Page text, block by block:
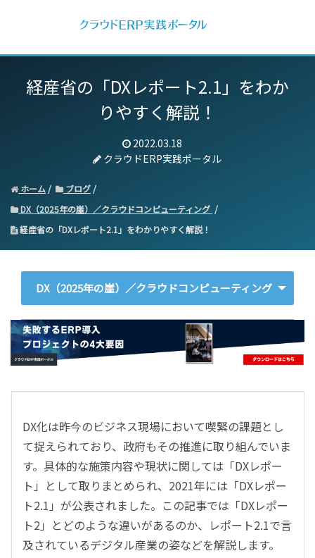
経産省の「DXレポート2.1」をわか
りやすく解説！
2022.03.18
クラウドERP実践ポータル
ホーム
ブログ
DX（2025年の崖）／クラウドコンピューティング
経産省の「DXレポート2.1」をわかりやすく解説！
DX（2025年の崖）／クラウドコンピューティング
ERP
会計
CRM／営業支援／Eコマース
DX（2025年の崖）／クラウドコンピューティング
データ分析／BI
ガバナンス／リスク管理
BPR／業務改善
DX化は昨今のビジネス現場において喫緊の課題とし
て捉えられており、政府もその推進に取り組んでいま
す。具体的な施策内容や現状に関しては「DXレポー
ト」として取りまとめられ、2021年には「DXレポー
ト2.1」が公表されました。この記事では「DXレポー
ト2」とどのような違いがあるのか、レポート2.1で言
及されているデジタル産業の姿などを解説します。